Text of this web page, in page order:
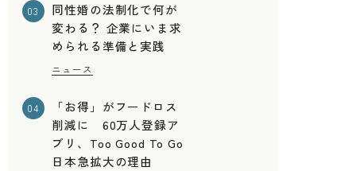
03
同性婚の法制化で何が
変わる？ 企業にいま求
められる準備と実践
ニュース
04
「お得」がフードロス
削減に 60万人登録ア
プリ、Too Good To Go
日本急拡大の理由